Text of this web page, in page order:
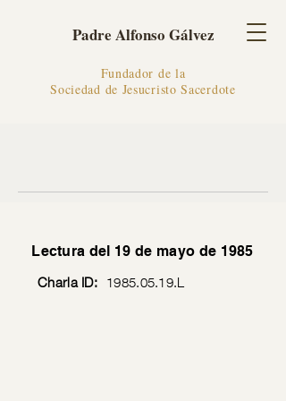
Padre Alfonso Gálvez
Fundador de la
Sociedad de Jesucristo Sacerdote
Lectura del 19 de mayo de 1985
Charla ID: 1985.05.19.L